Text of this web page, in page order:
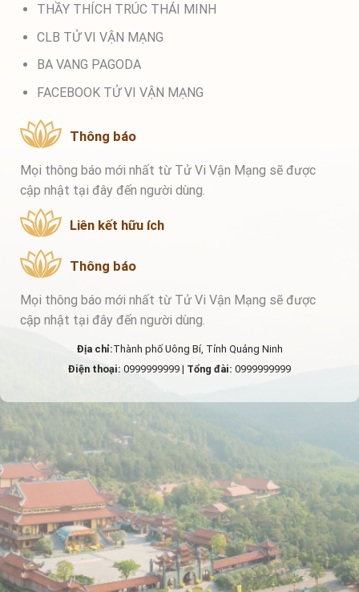
THẦY THÍCH TRÚC THÁI MINH
CLB TỬ VI VẬN MẠNG
BA VANG PAGODA
FACEBOOK TỬ VI VẬN MẠNG
Thông báo
Mọi thông báo mới nhất từ Tử Vi Vận Mạng sẽ được
cập nhật tại đây đến người dùng.
Liên kết hữu ích
Thông báo
Mọi thông báo mới nhất từ Tử Vi Vận Mạng sẽ được
cập nhật tại đây đến người dùng.
Địa chỉ:Thành phố Uông Bí, Tỉnh Quảng Ninh
Điện thoại: 0999999999 | Tổng đài: 0999999999